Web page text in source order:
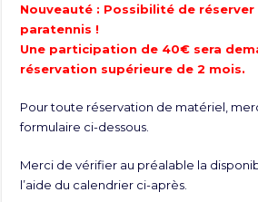
Nouveauté : Possibilité de
paratennis !
Une participation de 40€ sera
réservation supérieure de 2 mois.
Pour toute réservation de matériel,
formulaire ci-dessous.
Merci de vérifier au préalable la
l’aide du calendrier ci-après.